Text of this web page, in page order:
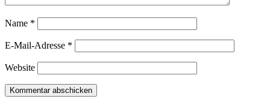
Name *
E-Mail-Adresse *
Website